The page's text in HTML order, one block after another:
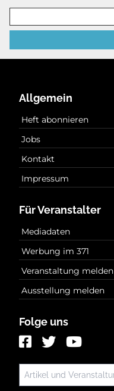
Allgemein
Heft abonnieren
Jobs
Kontakt
Impressum
Für Veranstalter
Mediadaten
Werbung im 371
Veranstaltung melden
Ausstellung melden
Folge uns